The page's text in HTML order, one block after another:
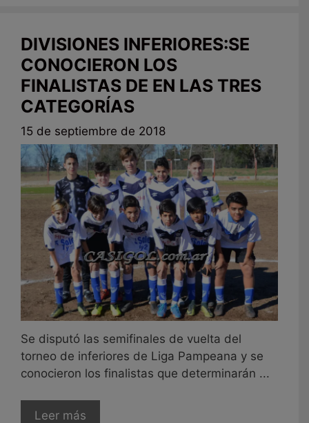
DIVISIONES INFERIORES:SE
CONOCIERON LOS
FINALISTAS DE EN LAS TRES
CATEGORÍAS
15 de septiembre de 2018
Se disputó las semifinales de vuelta del
torneo de inferiores de Liga Pampeana y se
conocieron los finalistas que determinarán ...
Leer más